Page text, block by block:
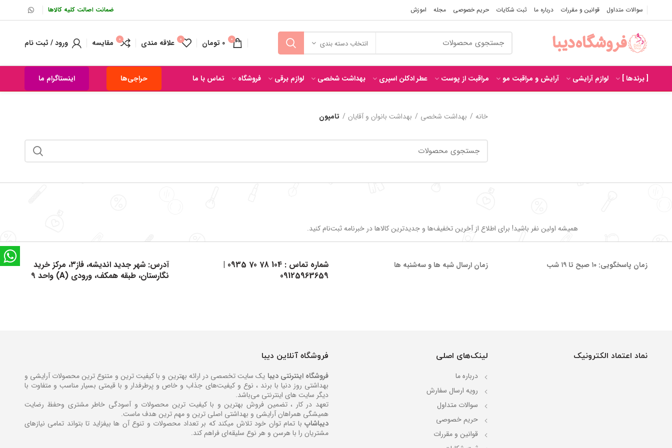
سوالات متداول قوانین و مقررات درباره ما ثبت شکایات حریم خصوصی مجله اموزش ضمانت اصالت کلیه کالاها
انتخاب دسته بندی 0
0 تومان 0 علاقه مندی 0 مقایسه ورود / ثبت نام
[ برندها ] لوازم آرایشی آرایش و مراقبت مو مراقبت از پوست عطر ادکلن اسپری بهداشت شخصی لوازم برقی فروشگاه تماس با ما حراجی‌ها اینستاگرام ما
خانه بهداشت شخصی بهداشت بانوان و آقایان تامپون
همیشه اولین نفر باشید! برای اطلاع از آخرین تخفیف‌ها و جدیدترین کالاها در خبرنامه ثبت‌نام کنید.
آدرس: شهر جدید اندیشه، فاز۳، مرکز خرید
نگارستان، طبقه همکف، ورودی (A) واحد ۹
شماره تماس : 104 78 70 0935
|
09125963659
زمان ارسال شبه ها و سه‌شنبه ها زمان پاسخگویی: ۱۰ صبح تا ۱۹ شب
نماد اعتماد الکترونیک
لینک‌های اصلی
درباره ما
رویه ارسال سفارش
سوالات متداول
حریم خصوصی
قوانین و مقررات
فروشگاه آنلاین دیبا
فروشگاه اینترنتی دیبا یک سایت تخصصی در ارائه بهترین و با کیفیت ترین و متنوع ترین محصولات آرایشی و
بهداشتی روز دنیا با برند ، نوع و کیفیت‌های جذاب و خاص و پرطرفدار و با قیمتی بسیار مناسب و متفاوت با
دیگر سایت های اینترنتی می‌باشد.
تعهد در کار ، تضمین فروش بهترین و با کیفیت ترین محصولات و آسودگی خاطر مشتری وحفظ رضایت
همیشگی همراهان آرایشی و بهداشتی اصلی ترین و مهم ترین هدف ماست.
دیباشاپبا تمام توان خود تلاش میکند که بر تعداد محصولات و تنوع آن ها بیفزاید تا بتواند تمامی نیازهای
مشتریان را با هرسن و هر نوع سلیقه‌ای فراهم کند.